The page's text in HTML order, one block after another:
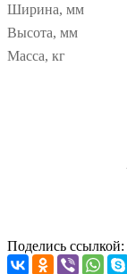
Ширина, мм
Высота, мм
Масса, кг
Поделись ссылкой: